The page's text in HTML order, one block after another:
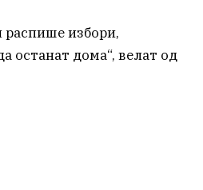
распише избори,
останат дома“, велат од